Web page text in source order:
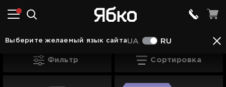
Выберите желаемый язык сайтаUA RU
Акустические системы в Камянце - Подольском
Акустика от JBL в Камянце -
Фильтр Сортировка